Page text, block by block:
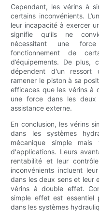
Cependant, les vérins à
certains inconvénients.
leur incapacité à exercer
signifie qu’ils ne
nécessitant une
fonctionnement de
d’équipements. De
dépendent d'un ressort
ramener le piston à sa
efficaces que les vérins à
une force dans les
assistance externe.
En conclusion, les vérins
dans les systèmes
mécanique simple
d'applications. Leurs
rentabilité et leur
inconvénients incluent
dans les deux sens et leur
vérins à double effet.
simple effet est essentiel
dans les systèmes